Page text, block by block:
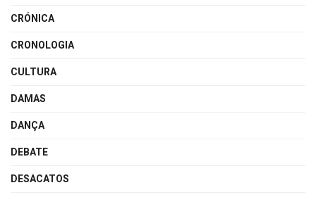
CRÓNICA
CRONOLOGIA
CULTURA
DAMAS
DANÇA
DEBATE
DESACATOS